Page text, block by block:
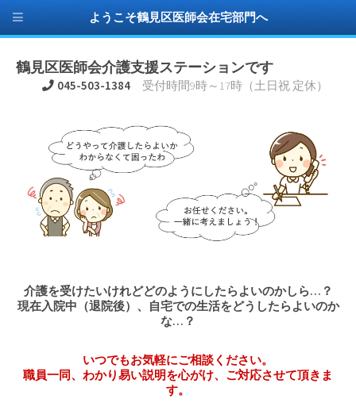
鶴見区医師会介護支援ステーションです
045-503-1384 受付時間9時～17時（土日祝 定休）
介護を受けたいけれどどのようにしたらよいのかしら…？
現在入院中（退院後）、自宅での生活をどうしたらよいのか
な…？
いつでもお気軽にご相談ください。
職員一同、わかり易い説明を心がけ、ご対応させて頂きま
す。
ようこそ鶴見区医師会在宅部門へ